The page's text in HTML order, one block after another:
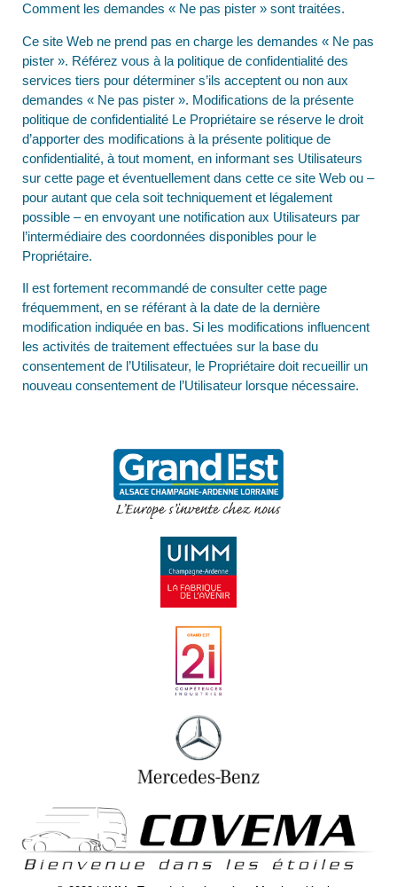
Comment les demandes « Ne pas pister » sont traitées.
Ce site Web ne prend pas en charge les demandes « Ne pas
pister ». Référez vous à la politique de confidentialité des
services tiers pour déterminer s’ils acceptent ou non aux
demandes « Ne pas pister ». Modifications de la présente
politique de confidentialité Le Propriétaire se réserve le droit
d’apporter des modifications à la présente politique de
confidentialité, à tout moment, en informant ses Utilisateurs
sur cette page et éventuellement dans cette ce site Web ou –
pour autant que cela soit techniquement et légalement
possible – en envoyant une notification aux Utilisateurs par
l’intermédiaire des coordonnées disponibles pour le
Propriétaire.
Il est fortement recommandé de consulter cette page
fréquemment, en se référant à la date de la dernière
modification indiquée en bas. Si les modifications influencent
les activités de traitement effectuées sur la base du
consentement de l’Utilisateur, le Propriétaire doit recueillir un
nouveau consentement de l’Utilisateur lorsque nécessaire.